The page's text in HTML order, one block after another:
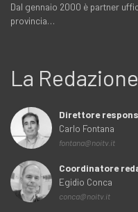
Dal gennaio 2000 è partner
provincia…
La Redazione
Direttore
Carlo Fontana
fontana@noitv.it
Coordinatore
Egidio Conca
conca@noitv.it